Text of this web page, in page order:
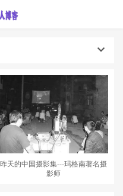
昨天的中国摄影集---玛格南著名摄
影师